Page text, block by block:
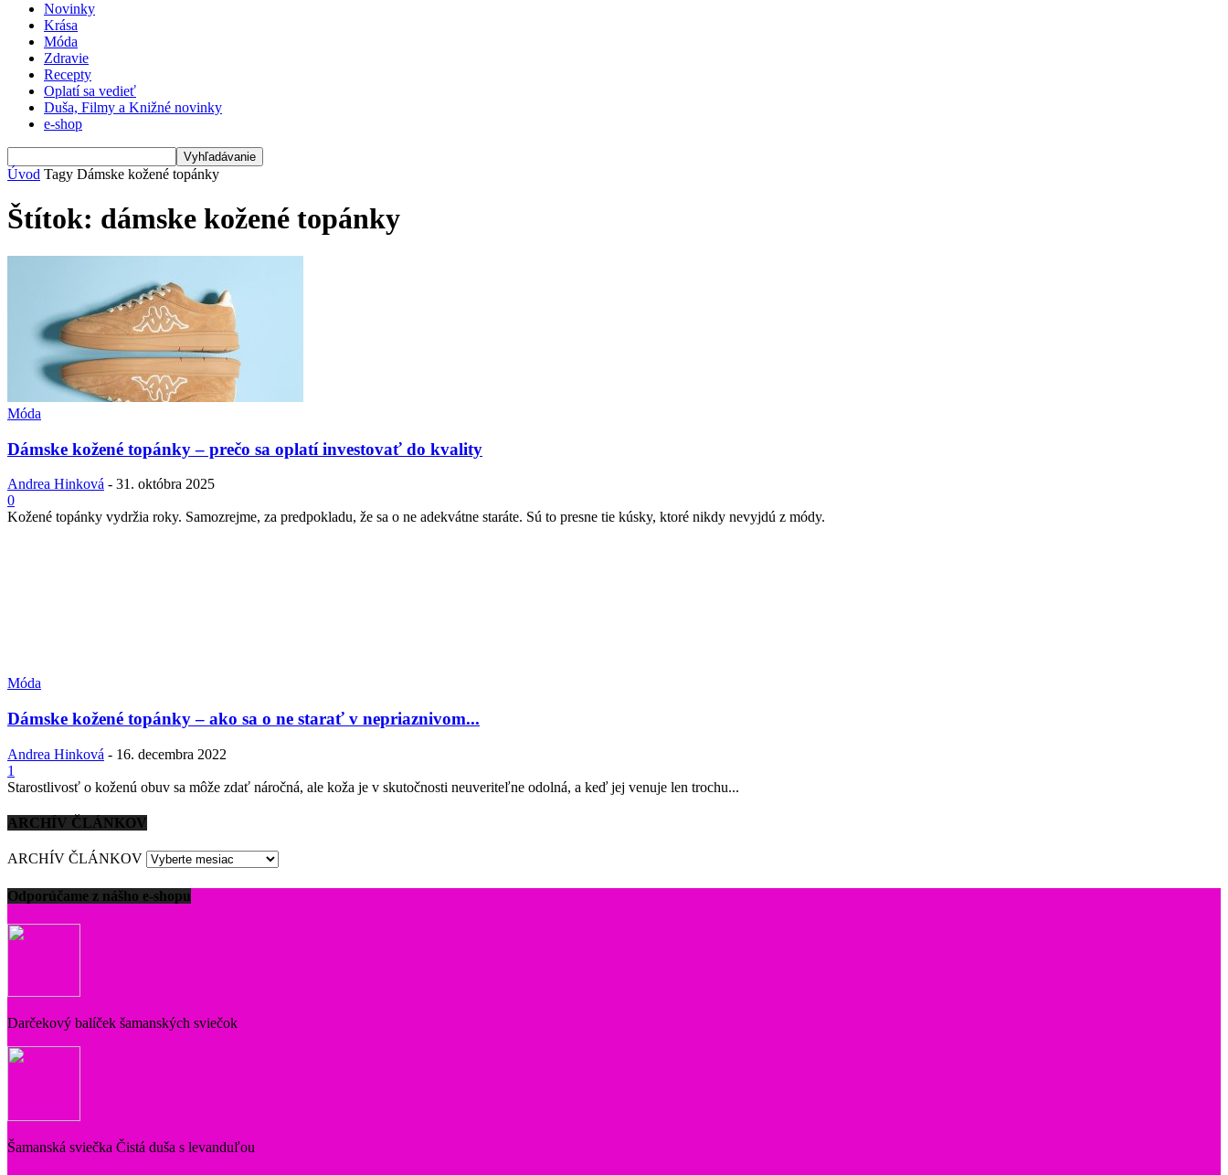
Novinky
Krása
Móda
Zdravie
Recepty
Oplatí sa vedieť
Duša, Filmy a Knižné novinky
e-shop
Úvod Tagy Dámske kožené topánky
Štítok: dámske kožené topánky
Móda
Dámske kožené topánky – prečo sa oplatí investovať do kvality
Andrea Hinková - 31. októbra 2025
0
Kožené topánky vydržia roky. Samozrejme, za predpokladu, že sa o ne adekvátne staráte. Sú to presne tie kúsky, ktoré nikdy nevyjdú z módy.
Móda
Dámske kožené topánky – ako sa o ne starať v nepriaznivom...
Andrea Hinková - 16. decembra 2022
1
Starostlivosť o koženú obuv sa môže zdať náročná, ale koža je v skutočnosti neuveriteľne odolná, a keď jej venuje len trochu...
ARCHÍV ČLÁNKOV
ARCHÍV ČLÁNKOV
Odporúčame z nášho e-shopu
Darčekový balíček šamanských sviečok
Šamanská sviečka Čistá duša s levanduľou